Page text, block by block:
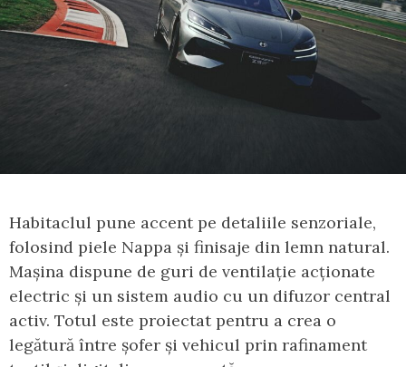
Habitaclul pune accent pe detaliile senzoriale,
folosind piele Nappa și finisaje din lemn natural.
Mașina dispune de guri de ventilație acționate
electric și un sistem audio cu un difuzor central
activ. Totul este proiectat pentru a crea o
legătură între șofer și vehicul prin rafinament